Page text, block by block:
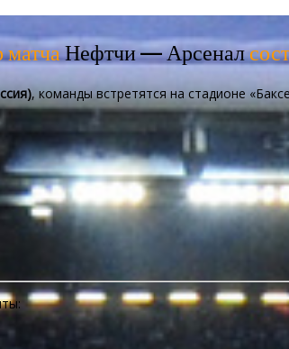
матчаНефтчи — Арсенал
, команды встретятся на стадионе